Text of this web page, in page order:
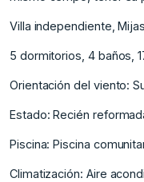
Villa independiente,
5 dormitorios, 4 baños,
Orientación del viento:
Estado: Recién
Piscina: Piscina
Climatización: Aire